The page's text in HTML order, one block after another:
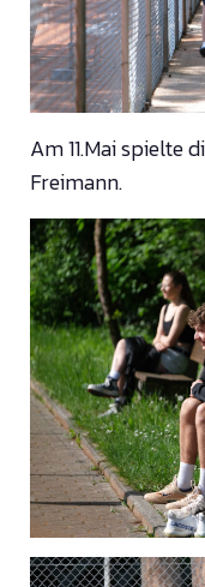
Am 11.Mai spielte
Freimann.